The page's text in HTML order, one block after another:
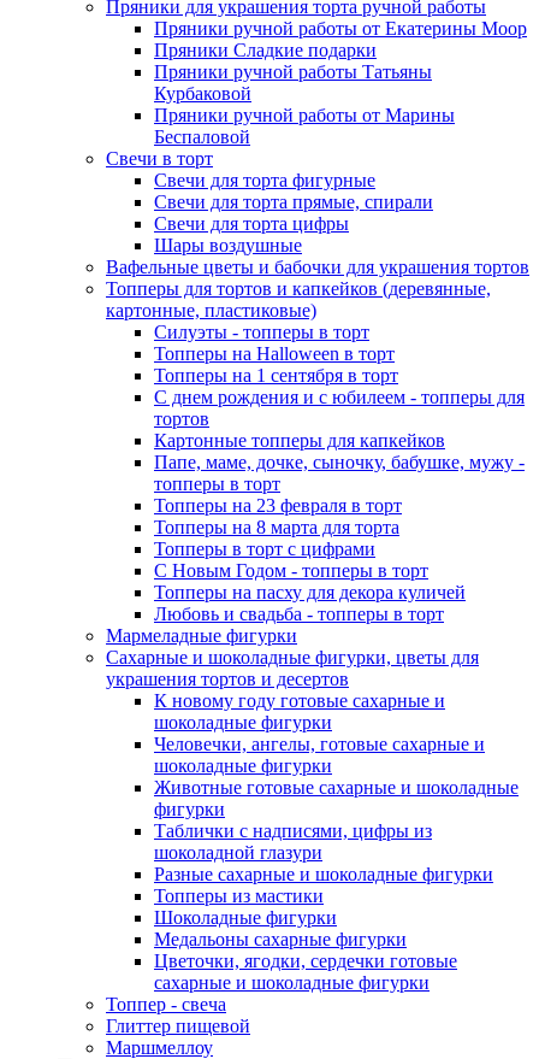
Пряники для украшения торта ручной работы
Пряники ручной работы от Екатерины Моор
Пряники Сладкие подарки
Пряники ручной работы Татьяны
Курбаковой
Пряники ручной работы от Марины
Беспаловой
Свечи в торт
Свечи для торта фигурные
Свечи для торта прямые, спирали
Свечи для торта цифры
Шары воздушные
Вафельные цветы и бабочки для украшения тортов
Топперы для тортов и капкейков (деревянные,
картонные, пластиковые)
Силуэты - топперы в торт
Топперы на Halloween в торт
Топперы на 1 сентября в торт
С днем рождения и с юбилеем - топперы для
тортов
Картонные топперы для капкейков
Папе, маме, дочке, сыночку, бабушке, мужу -
топперы в торт
Топперы на 23 февраля в торт
Топперы на 8 марта для торта
Топперы в торт с цифрами
С Новым Годом - топперы в торт
Топперы на пасху для декора куличей
Любовь и свадьба - топперы в торт
Мармеладные фигурки
Сахарные и шоколадные фигурки, цветы для
украшения тортов и десертов
К новому году готовые сахарные и
шоколадные фигурки
Человечки, ангелы, готовые сахарные и
шоколадные фигурки
Животные готовые сахарные и шоколадные
фигурки
Таблички с надписями, цифры из
шоколадной глазури
Разные сахарные и шоколадные фигурки
Топперы из мастики
Шоколадные фигурки
Медальоны сахарные фигурки
Цветочки, ягодки, сердечки готовые
сахарные и шоколадные фигурки
Топпер - свеча
Глиттер пищевой
Маршмеллоу